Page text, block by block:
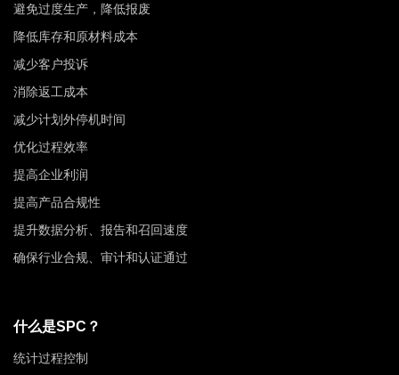
避免过度生产，降低报废
降低库存和原材料成本
减少客户投诉
消除返工成本
减少计划外停机时间
优化过程效率
提高企业利润
提高产品合规性
提升数据分析、报告和召回速度
确保行业合规、审计和认证通过
什么是SPC？
统计过程控制